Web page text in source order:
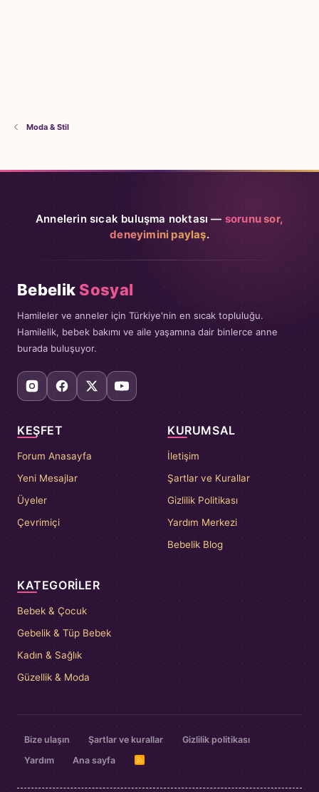
Moda & Stil
Annelerin sıcak buluşma noktası — sorunu sor,
deneyimini paylaş.
Bebelik Sosyal
Hamileler ve anneler için Türkiye'nin en sıcak topluluğu.
Hamilelik, bebek bakımı ve aile yaşamına dair binlerce anne
burada buluşuyor.
KEŞFET
Forum Anasayfa
Yeni Mesajlar
Üyeler
Çevrimiçi
KURUMSAL
İletişim
Şartlar ve Kurallar
Gizlilik Politikası
Yardım Merkezi
Bebelik Blog
KATEGORILER
Bebek & Çocuk
Gebelik & Tüp Bebek
Kadın & Sağlık
Güzellik & Moda
Bize ulaşın Şartlar ve kurallar
Gizlilik politikası
Yardım
Ana sayfa
R